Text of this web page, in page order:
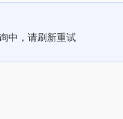
中，请刷新重试